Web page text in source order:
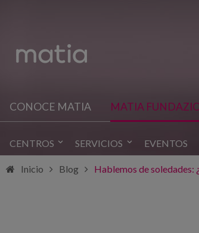
CONOCE MATIA MATIA
CENTROS SERVICIOS EVENTOS
Inicio Blog Hablemos de soledades: